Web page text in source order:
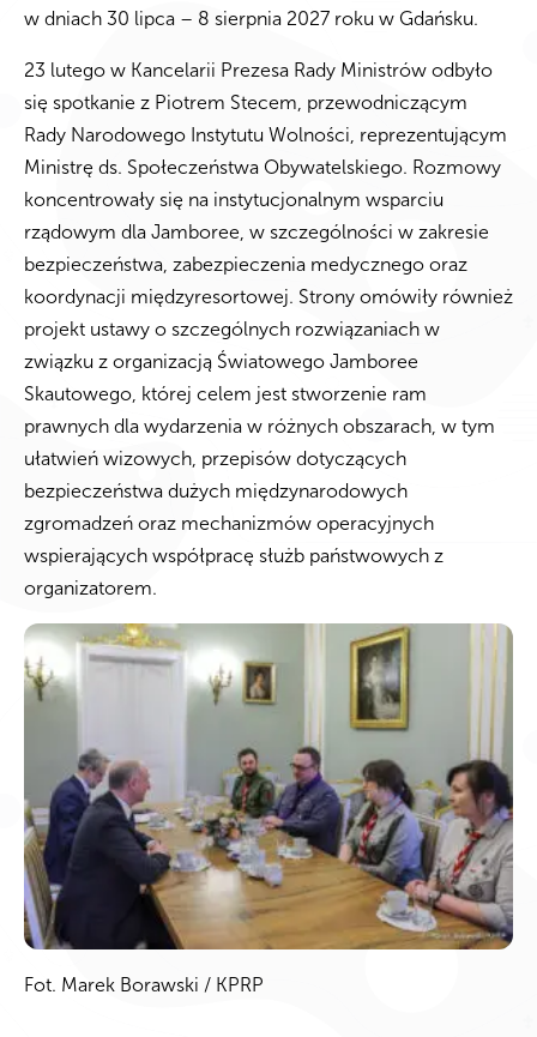
w dniach 30 lipca – 8 sierpnia 2027 roku w Gdańsku.
23 lutego w Kancelarii Prezesa Rady Ministrów odbyło
się spotkanie z Piotrem Stecem, przewodniczącym
Rady Narodowego Instytutu Wolności, reprezentującym
Ministrę ds. Społeczeństwa Obywatelskiego. Rozmowy
koncentrowały się na instytucjonalnym wsparciu
rządowym dla Jamboree, w szczególności w zakresie
bezpieczeństwa, zabezpieczenia medycznego oraz
koordynacji międzyresortowej. Strony omówiły również
projekt ustawy o szczególnych rozwiązaniach w
związku z organizacją Światowego Jamboree
Skautowego, której celem jest stworzenie ram
prawnych dla wydarzenia w różnych obszarach, w tym
ułatwień wizowych, przepisów dotyczących
bezpieczeństwa dużych międzynarodowych
zgromadzeń oraz mechanizmów operacyjnych
wspierających współpracę służb państwowych z
organizatorem.
Fot. Marek Borawski / KPRP